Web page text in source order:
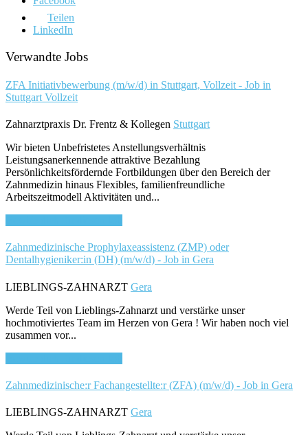
Teilen
LinkedIn
Verwandte Jobs
ZFA Initiativbewerbung (m/w/d) in Stuttgart, Vollzeit - Job in
Stuttgart Vollzeit
Zahnarztpraxis Dr. Frentz & Kollegen Stuttgart
Wir bieten Unbefristetes Anstellungsverhältnis
Leistungsanerkennende attraktive Bezahlung
Persönlichkeitsfördernde Fortbildungen über den Bereich der
Zahnmedizin hinaus Flexibles, familienfreundliche
Arbeitszeitmodell Aktivitäten und...
Zahnmedizinische Prophylaxeassistenz (ZMP) oder
Dentalhygieniker:in (DH) (m/w/d) - Job in Gera
LIEBLINGS-ZAHNARZT Gera
Werde Teil von Lieblings-Zahnarzt und verstärke unser
hochmotiviertes Team im Herzen von Gera ! Wir haben noch viel
zusammen vor...
Zahnmedizinische:r Fachangestellte:r (ZFA) (m/w/d) - Job in Gera
LIEBLINGS-ZAHNARZT Gera